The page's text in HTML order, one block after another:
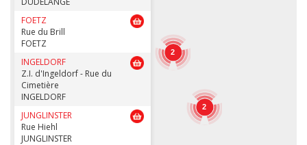
FOETZ
Rue du Brill
FOETZ
INGELDORF
Z.I. d'Ingeldorf - Rue du
Cimetière
INGELDORF
JUNGLINSTER
Rue Hiehl
JUNGLINSTER
2
2